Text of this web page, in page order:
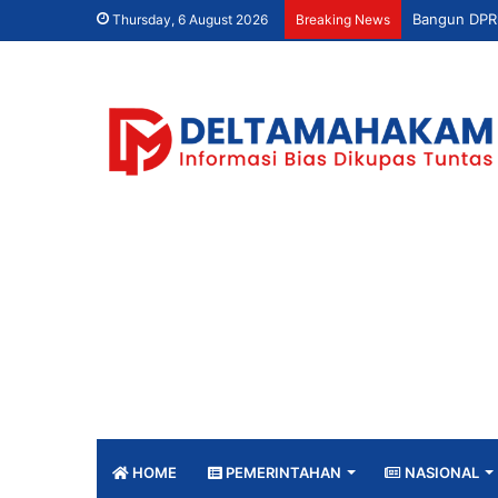
Thursday, 6 August 2026 Breaking News
HOME PEMERINTAHAN NASIONAL